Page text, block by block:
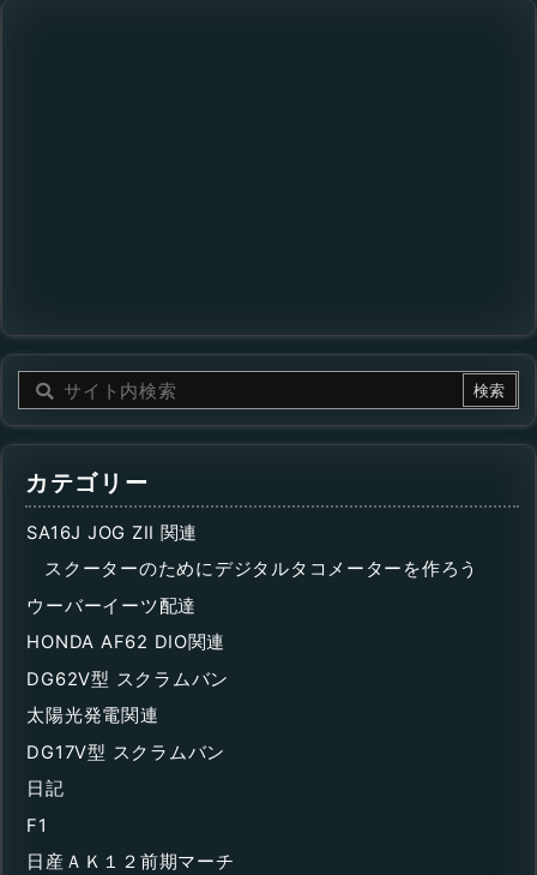
カテゴリー
SA16J JOG ZII 関連
スクーターのためにデジタルタコメーターを作ろう
ウーバーイーツ配達
HONDA AF62 DIO関連
DG62V型 スクラムバン
太陽光発電関連
DG17V型 スクラムバン
日記
F1
日産ＡＫ１２前期マーチ